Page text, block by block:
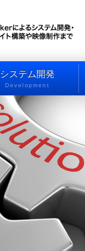
システム開発
Development